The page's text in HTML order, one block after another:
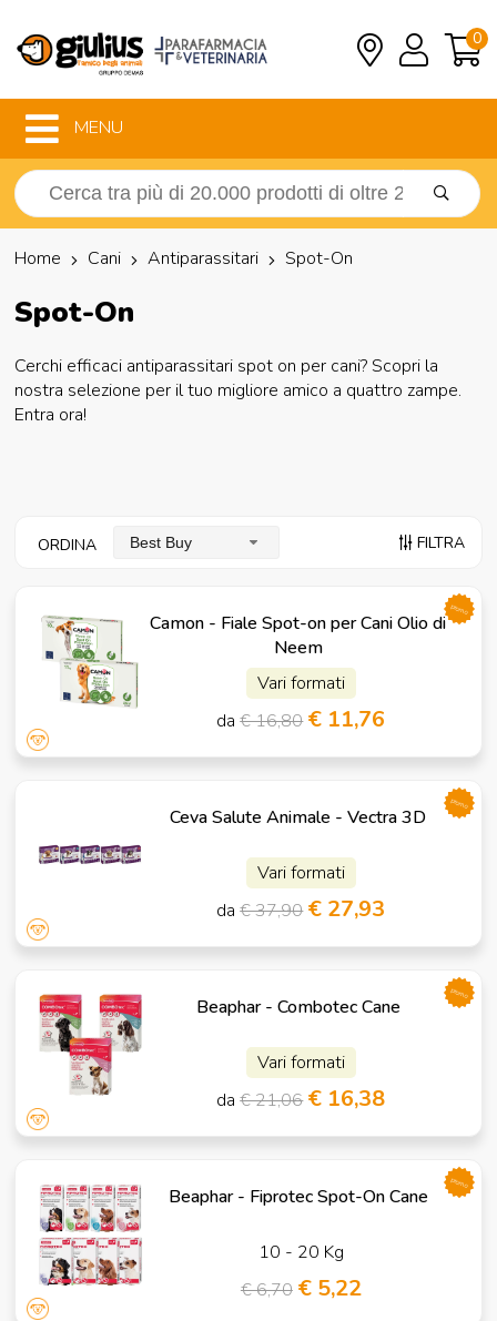
0
MENU
Home Cani Antiparassitari Spot-On
Spot-On
Cerchi efficaci antiparassitari spot on per cani? Scopri la
nostra selezione per il tuo migliore amico a quattro zampe.
Entra ora!
ORDINA Best Buy FILTRA
Camon - Fiale Spot-on per Cani Olio di
Neem
Vari formati
da€ 16,80 € 11,76
promo
Ceva Salute Animale - Vectra 3D
Vari formati
da€ 37,90 € 27,93
promo
Beaphar - Combotec Cane
Vari formati
da€ 21,06 € 16,38
promo
Beaphar - Fiprotec Spot-On Cane
10 - 20 Kg
€ 6,70 € 5,22
promo